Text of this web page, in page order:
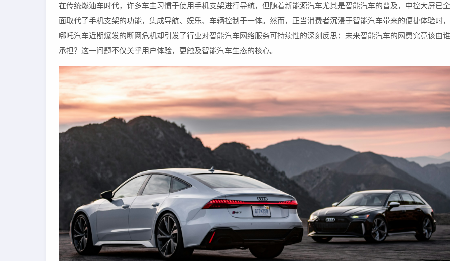
在传统燃油车时代，许多车主习惯于使用手机支架进行导航，但随着新能源汽车尤其是智能汽车的普及，中控大屏已全
面取代了手机支架的功能，集成导航、娱乐、车辆控制于一体。然而，正当消费者沉浸于智能汽车带来的便捷体验时，
哪吒汽车近期爆发的断网危机却引发了行业对智能汽车网络服务可持续性的深刻反思：未来智能汽车的网费究竟该由谁
承担？这一问题不仅关乎用户体验，更触及智能汽车生态的核心。